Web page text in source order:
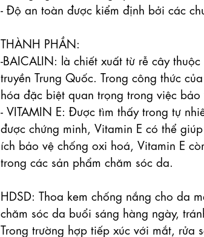
- Độ an toàn được kiểm định bởi các
THÀNH PHẦN:
-BAICALIN: là chiết xuất từ rễ cây
truyền Trung Quốc. Trong công thức
hóa đặc biệt quan trọng trong việc
- VITAMIN E: Được tìm thấy trong tự
được chứng minh, Vitamin E có thể
ích bảo vệ chống oxi hoá, Vitamin E
trong các sản phẩm chăm sóc da.
HDSD: Thoa kem chống nắng cho da
chăm sóc da buổi sáng hàng ngày,
Trong trường hợp tiếp xúc với mắt, rửa